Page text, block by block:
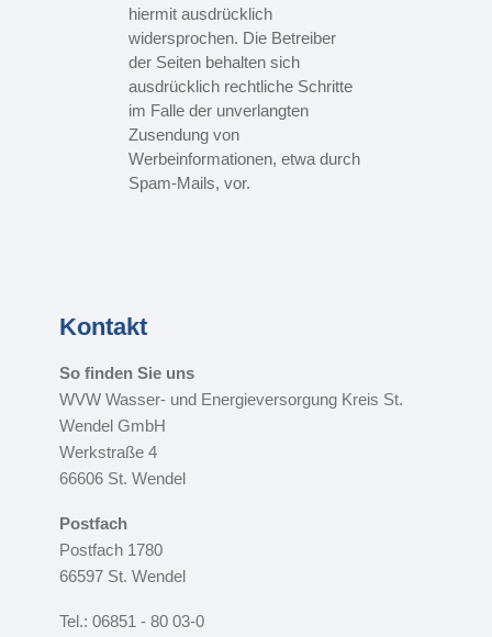
hiermit ausdrücklich
widersprochen. Die Betreiber
der Seiten behalten sich
ausdrücklich rechtliche Schritte
im Falle der unverlangten
Zusendung von
Werbeinformationen, etwa durch
Spam-Mails, vor.
Kontakt
So finden Sie uns
WVW Wasser- und Energieversorgung Kreis St.
Wendel GmbH
Werkstraße 4
66606 St. Wendel
Postfach
Postfach 1780
66597 St. Wendel
Tel.: 06851 - 80 03-0